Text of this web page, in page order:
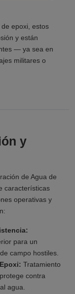
epoxi, estos
y están
— ya sea en
militares o
y
de Agua de
características
operativas y
para un
campo hostiles.
Tratamiento
contra
agua.